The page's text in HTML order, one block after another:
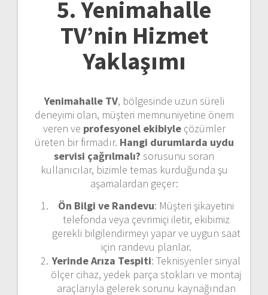
5. Yenimahalle
TV’nin Hizmet
Yaklaşımı
Yenimahalle TV, bölgesinde uzun süreli
deneyimi olan, müşteri memnuniyetine önem
veren ve profesyonel ekibiyleçözümler
üreten bir firmadır. Hangi durumlarda uydu
servisi çağrılmalı? sorusunu soran
kullanıcılar, bizimle temas kurduğunda şu
aşamalardan geçer:
Ön Bilgi ve Randevu: Müşteri şikayetini
telefonda veya çevrimiçi iletir, ekibimiz
gerekli bilgilendirmeyi yapar ve uygun saat
için randevu planlar.
Yerinde Arıza Tespiti: Teknisyenler sinyal
ölçer cihaz, yedek parça stokları ve montaj
araçlarıyla gelerek sorunu kaynağından